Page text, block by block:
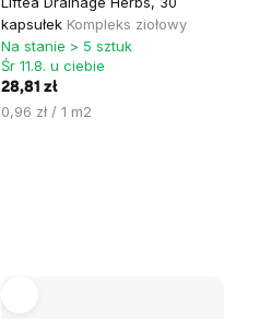
kapsułek Kompleks ziołowy
Na stanie > 5 sztuk
Śr 11.8. u ciebie
28,81 zł
Cena
0,96 zł / 1 m2